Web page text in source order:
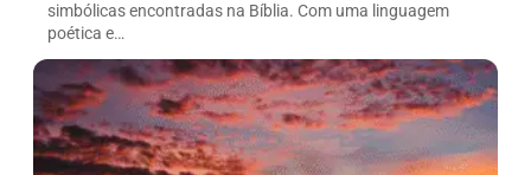
simbólicas encontradas na Bíblia. Com uma linguagem
poética e…